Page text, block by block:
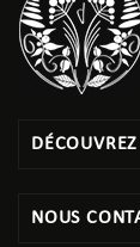
NOUS